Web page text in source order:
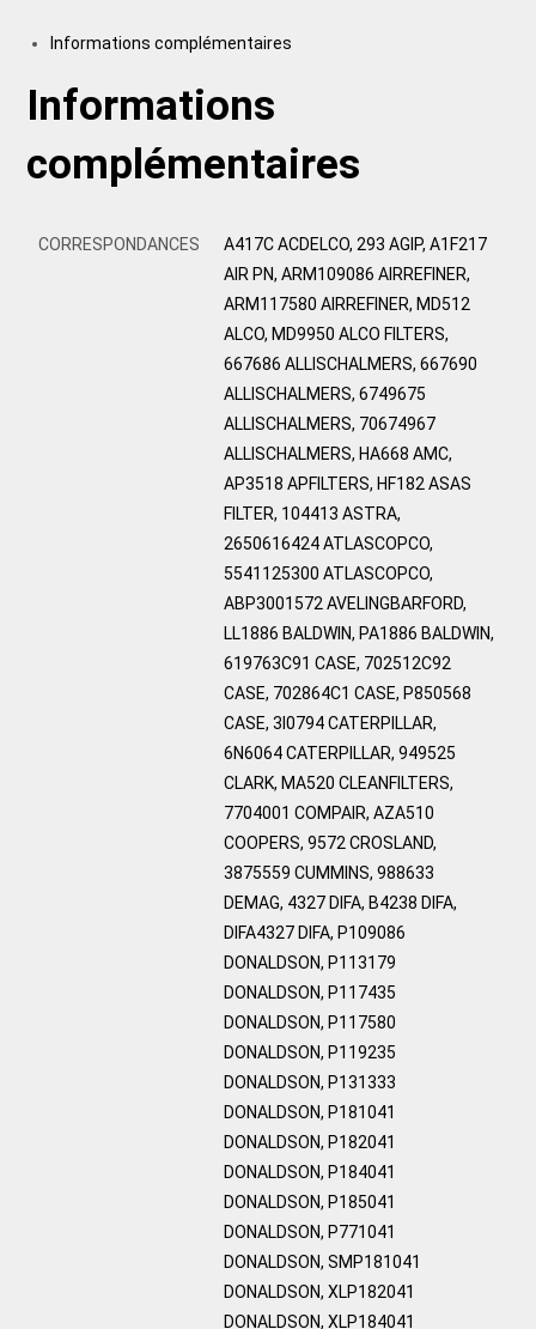
Informations complémentaires
Informations
complémentaires
CORRESPONDANCES
A417C ACDELCO, 293 AGIP, A1F217
AIR PN, ARM109086 AIRREFINER,
ARM117580 AIRREFINER, MD512
ALCO, MD9950 ALCO FILTERS,
667686 ALLISCHALMERS, 667690
ALLISCHALMERS, 6749675
ALLISCHALMERS, 70674967
ALLISCHALMERS, HA668 AMC,
AP3518 APFILTERS, HF182 ASAS
FILTER, 104413 ASTRA,
2650616424 ATLASCOPCO,
5541125300 ATLASCOPCO,
ABP3001572 AVELINGBARFORD,
LL1886 BALDWIN, PA1886 BALDWIN,
619763C91 CASE, 702512C92
CASE, 702864C1 CASE, P850568
CASE, 3I0794 CATERPILLAR,
6N6064 CATERPILLAR, 949525
CLARK, MA520 CLEANFILTERS,
7704001 COMPAIR, AZA510
COOPERS, 9572 CROSLAND,
3875559 CUMMINS, 988633
DEMAG, 4327 DIFA, B4238 DIFA,
DIFA4327 DIFA, P109086
DONALDSON, P113179
DONALDSON, P117435
DONALDSON, P117580
DONALDSON, P119235
DONALDSON, P131333
DONALDSON, P181041
DONALDSON, P182041
DONALDSON, P184041
DONALDSON, P185041
DONALDSON, P771041
DONALDSON, SMP181041
DONALDSON, XLP182041
DONALDSON, XLP184041